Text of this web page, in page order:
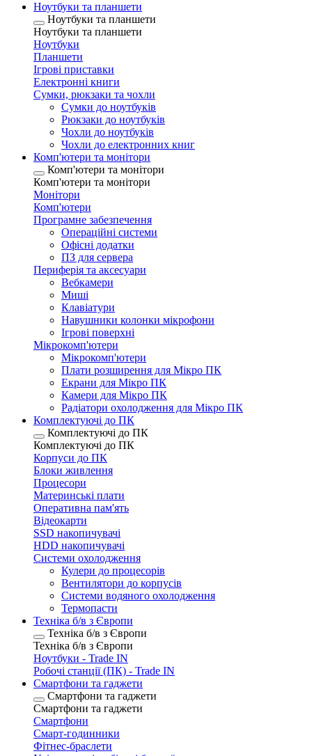
Ноутбуки та планшети
Ноутбуки та планшети
Ноутбуки та планшети
Ноутбуки
Планшети
Ігрові приставки
Електронні книги
Сумки, рюкзаки та чохли
Сумки до ноутбуків
Рюкзаки до ноутбуків
Чохли до ноутбуків
Чохли до електронних книг
Комп'ютери та монітори
Комп'ютери та монітори
Комп'ютери та монітори
Монітори
Комп'ютери
Програмне забезпечення
Операційні системи
Офісні додатки
ПЗ для сервера
Периферія та аксесуари
Вебкамери
Миші
Клавіатури
Навушники колонки мікрофони
Ігрові поверхні
Мікрокомп'ютери
Мікрокомп'ютери
Плати розширення для Мікро ПК
Екрани для Мікро ПК
Камери для Мікро ПК
Радіатори охолодження для Мікро ПК
Комплектуючі до ПК
Комплектуючі до ПК
Комплектуючі до ПК
Корпуси до ПК
Блоки живлення
Процесори
Материнські плати
Оперативна пам'ять
Відеокарти
SSD накопичувачі
HDD накопичувачі
Системи охолодження
Кулери до процесорів
Вентилятори до корпусів
Системи водяного охолодження
Термопасти
Техніка б/в з Європи
Техніка б/в з Європи
Техніка б/в з Європи
Ноутбуки - Trade IN
Робочі станції (ПК) - Trade IN
Смартфони та гаджети
Смартфони та гаджети
Смартфони та гаджети
Смартфони
Смарт-годинники
Фітнес-браслети